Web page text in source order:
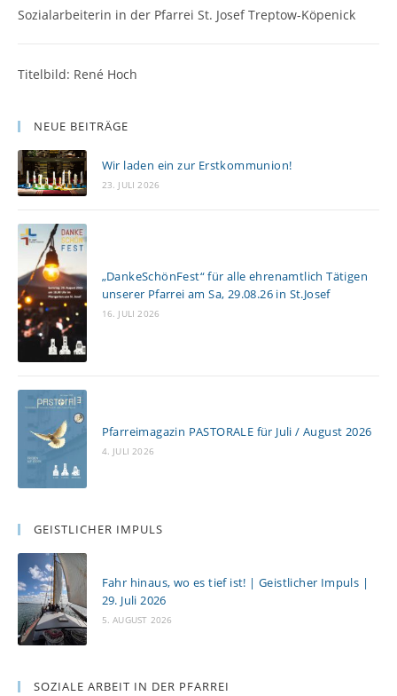
Sozialarbeiterin in der Pfarrei St. Josef Treptow-Köpenick
Titelbild: René Hoch
NEUE BEITRÄGE
Wir laden ein zur Erstkommunion!
23. JULI 2026
„DankeSchönFest“ für alle ehrenamtlich Tätigen
unserer Pfarrei am Sa, 29.08.26 in St.Josef
16. JULI 2026
Pfarreimagazin PASTORALE für Juli / August 2026
4. JULI 2026
GEISTLICHER IMPULS
Fahr hinaus, wo es tief ist! | Geistlicher Impuls |
29. Juli 2026
5. AUGUST 2026
SOZIALE ARBEIT IN DER PFARREI